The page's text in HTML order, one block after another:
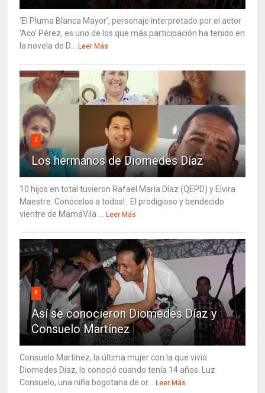
‘El Pluma Blanca Mayor’, personaje interpretado por el actor
‘Aco’ Pérez, es uno de los que más participación ha tenido en
la novela de D...
Leer Más
3
Los hermanos de Diomedes Díaz
10 hijos en total tuvieron Rafael María Díaz (QEPD) y Elvira
Maestre. Conócelos a todos!. El prodigioso y bendecido
vientre de MamáVila ...
Leer Más
4
Así se conocieron Diomedes Díaz y
Consuelo Martínez
Consuelo Martínez, la última mujer con la que vivió
Diomedes Díaz, lo conoció cuando tenía 14 años. Luz
Consuelo, una niña bogotana de or...
Leer Más